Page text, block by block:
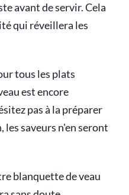
avant de servir. Cela
qui réveillera les
tous les plats
est encore
pas à la préparer
les saveurs n'en seront
blanquette de veau